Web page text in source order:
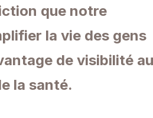
que notre
la vie des gens
de visibilité
la santé.